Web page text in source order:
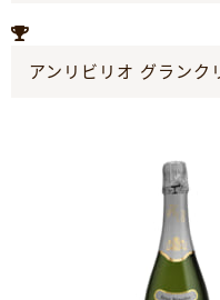
アンリビリオ グランク